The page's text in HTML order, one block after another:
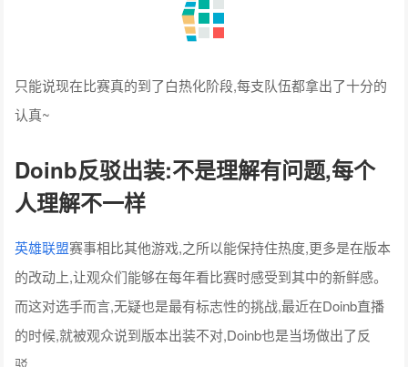
只能说现在比赛真的到了白热化阶段,每支队伍都拿出了十分的
认真~
Doinb反驳出装:不是理解有问题,每个
人理解不一样
英雄联盟赛事相比其他游戏,之所以能保持住热度,更多是在版本
的改动上,让观众们能够在每年看比赛时感受到其中的新鲜感。
而这对选手而言,无疑也是最有标志性的挑战,最近在Doinb直播
的时候,就被观众说到版本出装不对,Doinb也是当场做出了反